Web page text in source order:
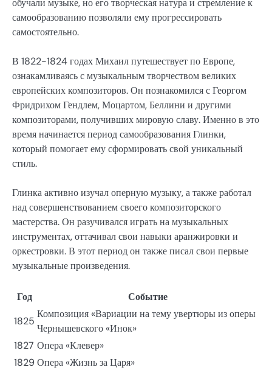
обучали музыке, но его творческая натура и стремление к
самообразованию позволяли ему прогрессировать
самостоятельно.
В 1822-1824 годах Михаил путешествует по Европе,
ознакамливаясь с музыкальным творчеством великих
европейских композиторов. Он познакомился с Георгом
Фридрихом Гендлем, Моцартом, Беллини и другими
композиторами, получивших мировую славу. Именно в это
время начинается период самообразования Глинки,
который помогает ему сформировать свой уникальный
стиль.
Глинка активно изучал оперную музыку, а также работал
над совершенствованием своего композиторского
мастерства. Он разучивался играть на музыкальных
инструментах, оттачивал свои навыки аранжировки и
оркестровки. В этот период он также писал свои первые
музыкальные произведения.
Год
Событие
1825
Композиция «Вариации на тему увертюры из оперы
Чернышевского «Инок»
1827 Опера «Клевер»
1829Опера «Жизнь за Царя»